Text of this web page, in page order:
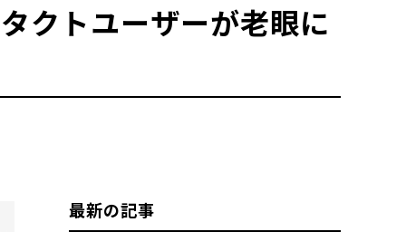
クトユーザーが老眼に
最新の記事